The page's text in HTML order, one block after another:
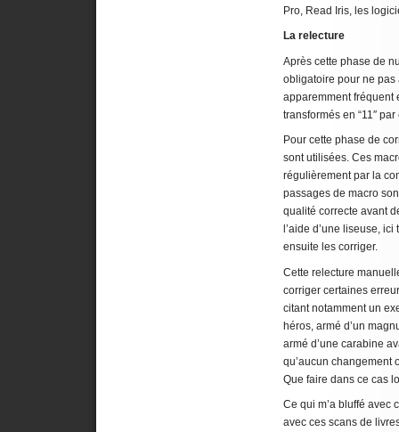
Pro, Read Iris, les
La relecture
Après cette phase de
obligatoire pour ne pas
apparemment fréquent
transformés en “11″
Pour cette phase de
sont utilisées. Ces
régulièrement par la
passages de macro
qualité correcte avant
l’aide d’une liseuse,
ensuite les corriger.
Cette relecture
corriger certaines
citant notamment un
héros, armé d’un
armé d’une carabine
qu’aucun changement
Que faire dans ce cas
Ce qui m’a bluffé avec
avec ces scans de